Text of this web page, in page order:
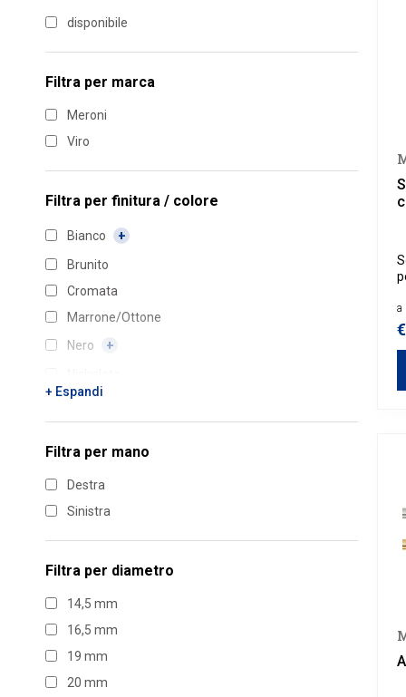
disponibile
Filtra per marca
Meroni
Viro
Filtra per finitura / colore
Bianco
Brunito
Cromata
Marrone/Ottone
Nero
Ottone
+ Espandi
Filtra per mano
Destra
Sinistra
Filtra per diametro
14,5 mm
16,5 mm
19 mm
20 mm
a